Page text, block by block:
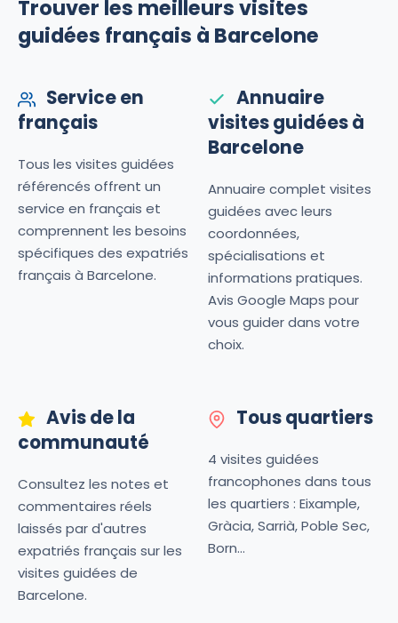
Trouver les meilleurs visites
guidées français à Barcelone
Service en
français
Tous les visites guidées
référencés offrent un
service en français et
comprennent les besoins
spécifiques des expatriés
français à Barcelone.
Annuaire
visites guidées à
Barcelone
Annuaire complet visites
guidées avec leurs
coordonnées,
spécialisations et
informations pratiques.
Avis Google Maps pour
vous guider dans votre
choix.
Avis de la
communauté
Consultez les notes et
commentaires réels
laissés par d'autres
expatriés français sur les
visites guidées de
Barcelone.
Tous quartiers
4 visites guidées
francophones dans tous
les quartiers : Eixample,
Gràcia, Sarrià, Poble Sec,
Born...